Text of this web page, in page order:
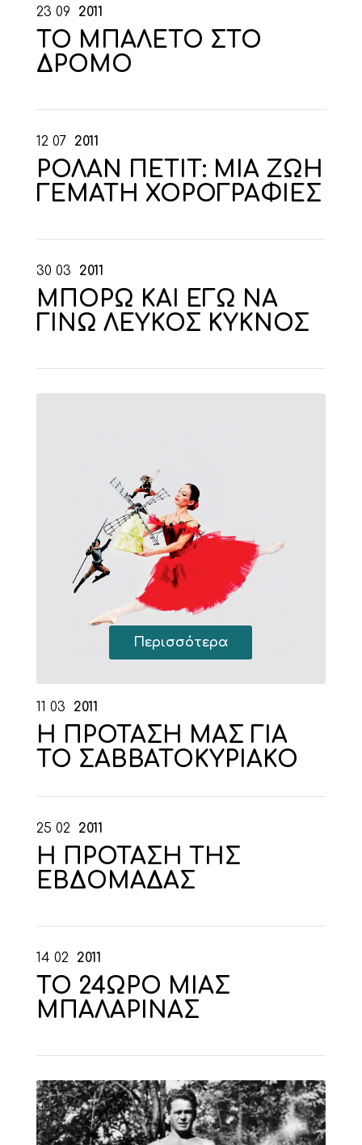
23 09 2011
ΤΟ ΜΠΑΛΕΤΟ ΣΤΟ
ΔΡΟΜΟ
12 07 2011
ΡΟΛΑΝ ΠΕΤΙΤ: ΜΙΑ ΖΩΗ
ΓΕΜΑΤΗ ΧΟΡΟΓΡΑΦΙΕΣ
30 03 2011
ΜΠΟΡΩ ΚΑΙ ΕΓΩ ΝΑ
ΓΙΝΩ ΛΕΥΚΟΣ ΚΥΚΝΟΣ
Περισσότερα
11 03 2011
Η ΠΡΟΤΑΣΗ ΜΑΣ ΓΙΑ
ΤΟ ΣΑΒΒΑΤΟΚΥΡΙΑΚΟ
25 02 2011
Η ΠΡΟΤΑΣΗ ΤΗΣ
ΕΒΔΟΜΑΔΑΣ
14 02 2011
ΤΟ 24ΩΡΟ ΜΙΑΣ
ΜΠΑΛΑΡΙΝΑΣ